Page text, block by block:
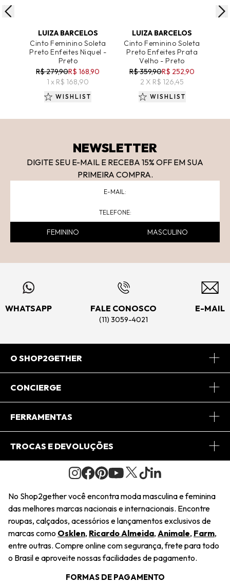
LUIZA BARCELOS
Cinto Feminino Soleta
Preto Enfeites Niquel -
Preto
R$ 279,90R$ 168,90
1 x R$ 168,90
WISHLIST
LUIZA BARCELOS
Cinto Feminino Soleta
Preto Enfeites Prata
Velho - Preto
R$ 359,90R$ 252,90
2 X R$ 126,45
WISHLIST
NEWSLETTER
DIGITE SEU E-MAIL E RECEBA 15% OFF EM SUA
PRIMEIRA COMPRA.
FEMININO MASCULINO
WHATSAPP FALE CONOSCO
(11) 3059-4021
E-MAIL
O SHOP2GETHER
Sobre Nós
Journal
Saiu na Mídia
Sustentabilidade
Navegando
CONCIERGE
Central de Relacionamento
Regulamento e Promoções
FERRAMENTAS
Minha Conta
Pedido de Presente
Wishlist
TROCAS E DEVOLUÇÕES
Condições Gerais
Troca Fácil
Restituição de Pagamento
Dúvidas Frequentes
Termos e Condições
No Shop2gether você encontra moda masculina e feminina
das melhores marcas nacionais e internacionais. Encontre
roupas, calçados, acessórios e lançamentos exclusivos de
marcas como Osklen, Ricardo Almeida, Animale, Farm,
entre outras. Compre online com segurança, frete para todo
o Brasil e aproveite nossas facilidades de pagamento.
FORMAS DE PAGAMENTO